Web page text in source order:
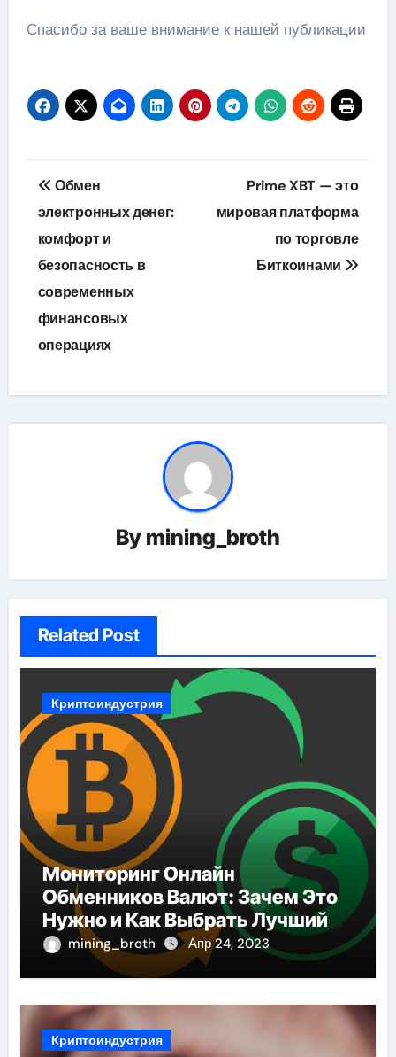
Спасибо за ваше внимание к нашей публикации
Навигация
по
записям
Обмен
электронных денег:
комфорт и
безопасность в
современных
финансовых
операциях
Prime XBT — это
мировая платформа
по торговле
Биткоинами
By mining_broth
Related Post
Криптоиндустрия
Мониторинг Онлайн
Обменников Валют: Зачем Это
Нужно и Как Выбрать Лучший
Сервис
mining_broth Апр 24, 2023
Криптоиндустрия